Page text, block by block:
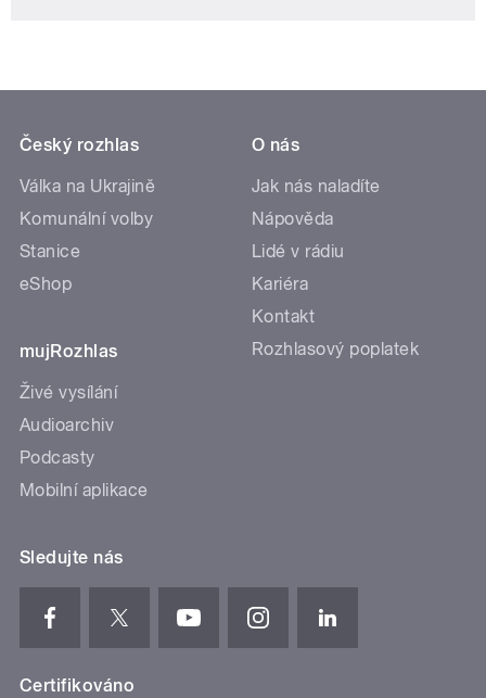
Český rozhlas
Válka na Ukrajině
Komunální volby
Stanice
eShop
mujRozhlas
Živé vysílání
Audioarchiv
Podcasty
Mobilní aplikace
O nás
Jak nás naladíte
Nápověda
Lidé v rádiu
Kariéra
Kontakt
Rozhlasový poplatek
Sledujte nás
Certifikováno